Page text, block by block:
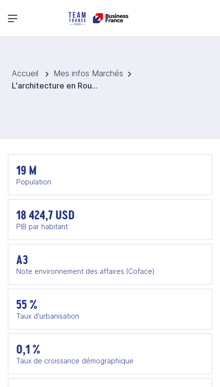
Menu principal
Accueil
Mes infos Marchés
L'architecture en Roumanie
19 M
Population
18 424,7 USD
PIB par habitant
A3
Note environnement des affaires (Coface)
55 %
Taux d'urbanisation
0,1 %
Taux de croissance démographique